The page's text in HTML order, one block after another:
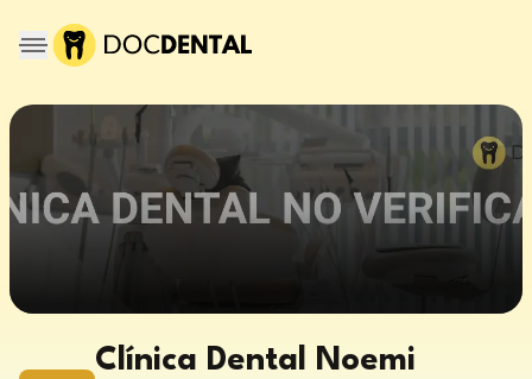
Clínica Dental Noemi